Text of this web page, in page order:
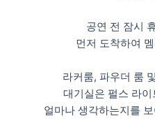
공연 전 잠시
먼저 도착하여
라커룸, 파우더 룸
대기실은 펄스 라
얼마나 생각하는지를